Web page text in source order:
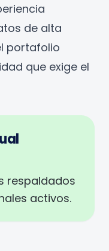
de alta
portafolio
que exige el
respaldados
activos.